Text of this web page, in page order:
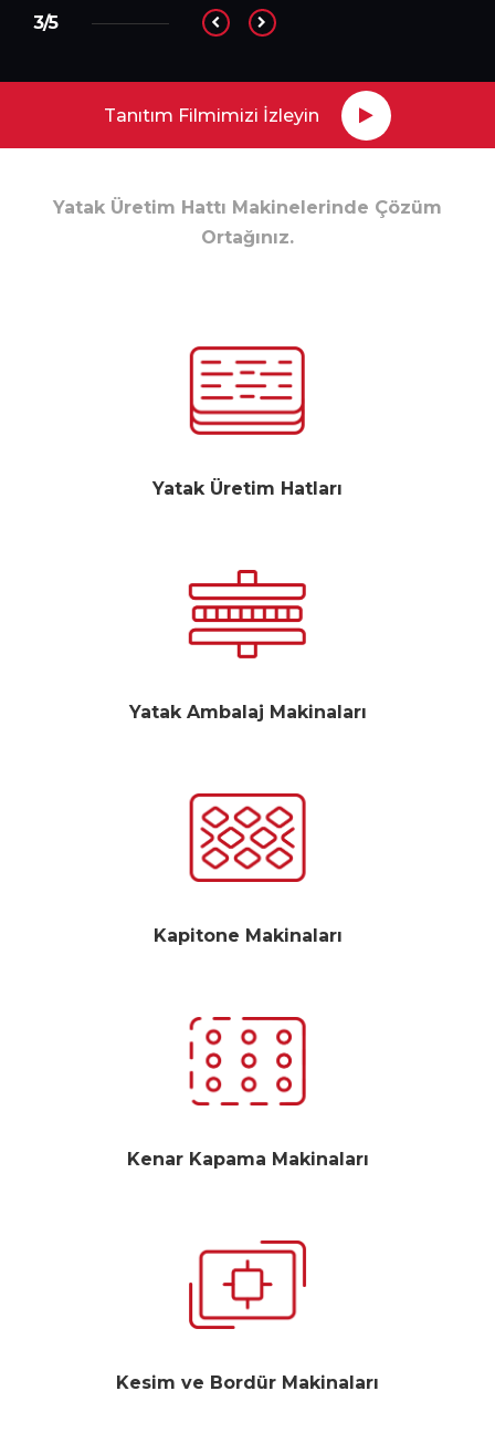
Tanıtım Filmimizi İzleyin
3/5
Yatak Üretim Hattı Makinelerinde Çözüm
Ortağınız.
Yatak Üretim Hatları
Yatak Ambalaj Makinaları
Kapitone Makinaları
Kenar Kapama Makinaları
Kesim ve Bordür Makinaları